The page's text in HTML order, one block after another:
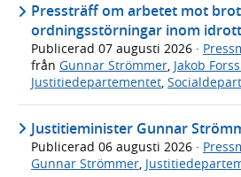
Pressträff om arbetet mot
ordningsstörningar inom
Publicerad 07 augusti 2026 ·
från Gunnar Strömmer, Jakob
Justitiedepartementet,
Justitieminister Gunnar
Publicerad 06 augusti 2026 ·
Gunnar Strömmer,